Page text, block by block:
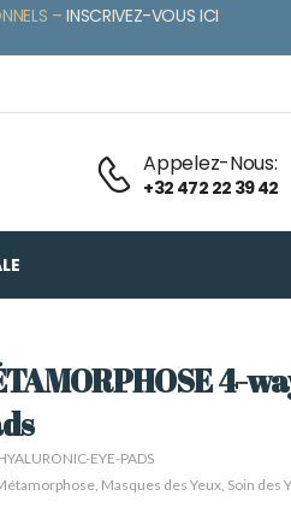
–INSCRIVEZ-VOUS ICI
Appelez-Nous:
+32 472 22 39 42
4-
EYE-PADS
, Masques des Yeux, Soin des